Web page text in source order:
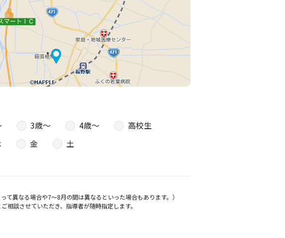
3歳〜 4歳〜
高校生
金
土
異なる場合や7～8月の間は異なるといった場合もあります。）
談させていただき、指導者が随時指定します。